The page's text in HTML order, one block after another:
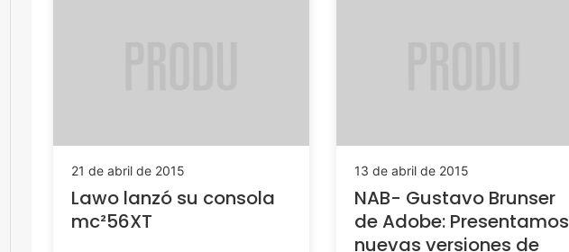
21 de abril de 2015
Lawo lanzó su consola
mc²56XT
13 de abril de 2015
NAB- Gustavo Brunser
de Adobe: Presentamos
nuevas versiones de